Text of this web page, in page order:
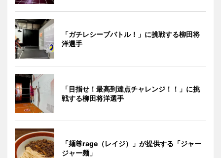
「ガチレシーブバトル！」に挑戦する柳田将
洋選手
「目指せ！最高到達点チャレンジ！！」に挑
戦する柳田将洋選手
「麺尊rage（レイジ）」が提供する「ジャー
ジャー麺」